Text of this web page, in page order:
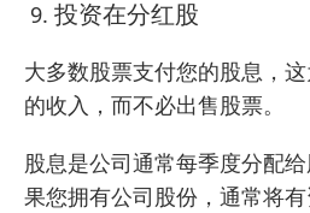
投资在分红股
大多数股票支付您的股息，
的收入，而不必出售股票。
股息是公司通常每季度分配
果您拥有公司股份，通常将